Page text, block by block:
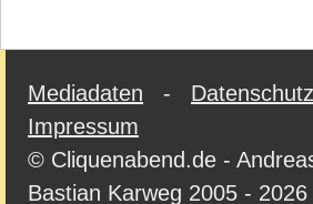
Mediadaten - Datenschutz
Impressum
© Cliquenabend.de -
Bastian Karweg 2005 - 2026